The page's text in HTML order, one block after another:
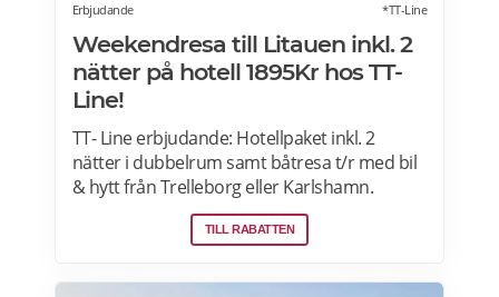
Erbjudande *TT-Line
Weekendresa till Litauen inkl. 2
nätter på hotell 1895Kr hos TT-
Line!
TT- Line erbjudande: Hotellpaket inkl. 2
nätter i dubbelrum samt båtresa t/r med bil
& hytt från Trelleborg eller Karlshamn.
Klaipeda bjuder på charm, kultur och vacker
natur. Passa på att boka nu och njut av en
TILL RABATTEN